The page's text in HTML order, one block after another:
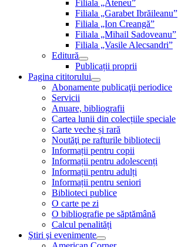
Filiala „Ateneu”
Filiala „Garabet Ibrăileanu”
Filiala „Ion Creangă”
Filiala „Mihail Sadoveanu”
Filiala „Vasile Alecsandri”
Editură
Publicații proprii
Pagina cititorului
Abonamente publicaţii periodice
Servicii
Anuare, bibliografii
Cartea lunii din colecțiile speciale
Carte veche și rară
Noutăţi pe rafturile bibliotecii
Informații pentru copii
Informații pentru adolescenți
Informații pentru adulți
Informații pentru seniori
Biblioteci publice
O carte pe zi
O bibliografie pe săptămână
Calcul penalități
Ştiri şi evenimente